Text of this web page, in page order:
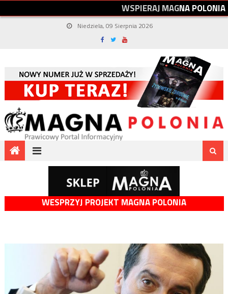
WSPIERAJMAGNAPOLONIA
Niedziela, 09 Sierpnia 2026
WESPRZYJ PROJEKT MAGNA POLONIA